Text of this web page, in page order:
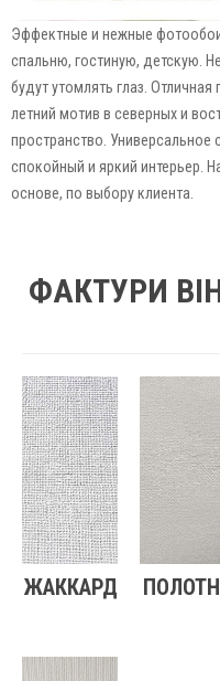
Эффектные и нежные
спальню, гостиную, детскую.
будут утомлять глаз.
летний мотив в северных и
пространство.
спокойный и яркий интерьер.
основе, по выбору клиента.
ФАКТУРИ
ЖАККАРД